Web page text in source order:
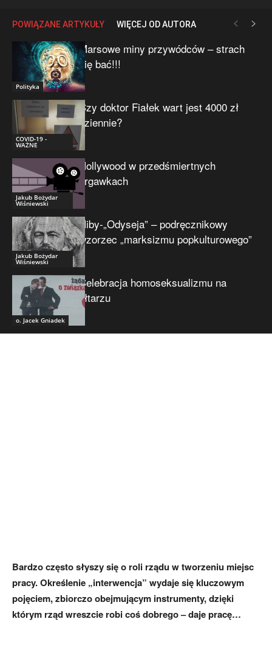
POWIĄZANE ARTYKUŁY WIĘCEJ OD AUTORA
Polityka
Marsowe miny przywódców – strach
się bać!!!
COVID-19 -
WAŻNE
Czy doktor Fiałek wart jest 4000 zł
dziennie?
Jakub Bożydar
Wiśniewski
Hollywood w przedśmiertnych
drgawkach
Jakub Bożydar
Wiśniewski
Niby-„Odyseja” – podręcznikowy
wzorzec „marksizmu popkulturowego”
o. Jacek Gniadek
Celebracja homoseksualizmu na
ołtarzu
Bardzo często słyszy się o roli rządu w tworzeniu miejsc
pracy. Określenie „interwencja” wydaje się kluczowym
pojęciem, zbiorczo obejmującym instrumenty, dzięki
którym rząd wreszcie robi coś dobrego – daje pracę…